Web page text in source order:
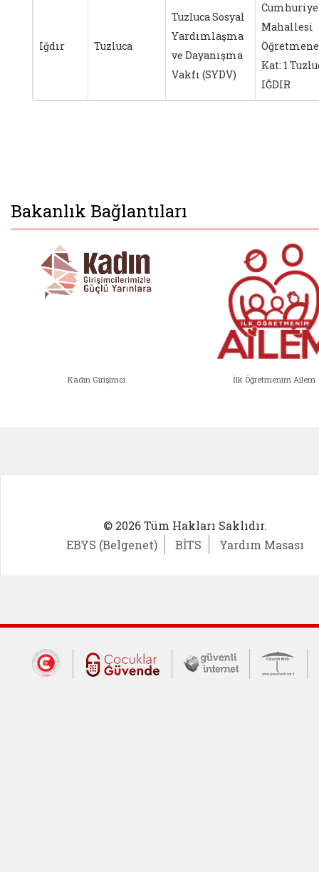
Iğdır Tuzluca
Tuzluca Sosyal
Yardımlaşma
ve Dayanışma
Vakfı (SYDV)
Mahallesi
Kat: 1
IĞDIR
Bakanlık Bağlantıları
Kadın Girişimci İlk Öğretmenim Ailem
© 2026 Tüm Hakları Saklıdır.
EBYS (Belgenet)
BİTS Yardım Masası
Dış Bağlantılar
Cumhurbaşkanlığı İletişim Merkezi
Çocuklar Güvende (yeni
Güvenli